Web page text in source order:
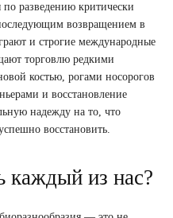
разведению критически
возвращением в
и строгие международные
торговлю редкими
костью, рогами носорогов
и восстановление
надежду на то, что
восстановить.
каждый из нас?